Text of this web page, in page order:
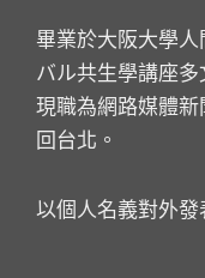
畢業於大阪大學
バル共生學講座多
現職為網路媒體
回台北。
以個人名義對外發